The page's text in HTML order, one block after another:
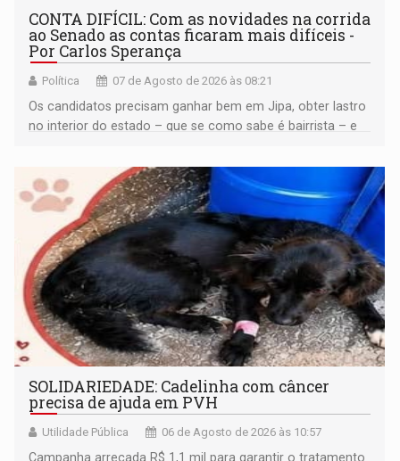
CONTA DIFÍCIL: Com as novidades na corrida
ao Senado as contas ficaram mais difíceis -
Por Carlos Sperança
Política 07 de Agosto de 2026 às 08:21
Os candidatos precisam ganhar bem em Jipa, obter lastro
no interior do estado – que se como sabe é bairrista – e
SOLIDARIEDADE: Cadelinha com câncer
precisa de ajuda em PVH
Utilidade Pública 06 de Agosto de 2026 às 10:57
Campanha arrecada R$ 1,1 mil para garantir o tratamento